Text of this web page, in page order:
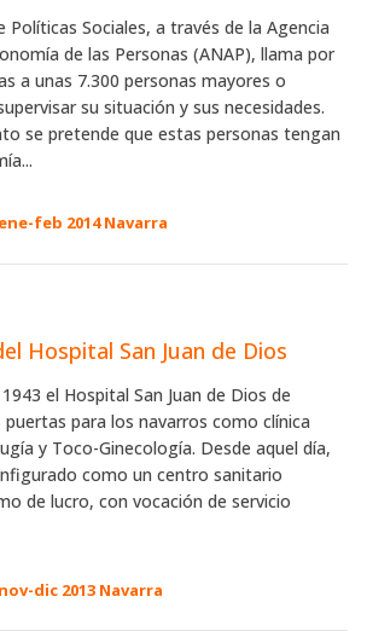
Políticas Sociales, a través de la Agencia
de las Personas (ANAP), llama por
a unas 7.300 personas mayores o
su situación y sus necesidades.
se pretende que estas personas tengan
feb 2014 Navarra
Hospital San Juan de Dios
el Hospital San Juan de Dios de
para los navarros como clínica
y Toco-Ginecología. Desde aquel día,
como un centro sanitario
de lucro, con vocación de servicio
dic 2013 Navarra